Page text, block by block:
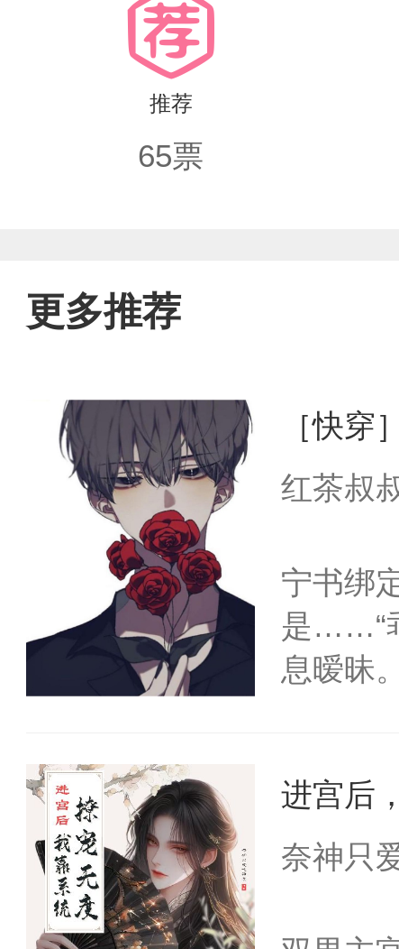
的时代。当传说在“过门界”流传，黑
推荐
65票
更多推荐
［快穿
红茶叔
宁书绑
是……“
息暧昧
魔，也
来打我
进宫后
奈神只